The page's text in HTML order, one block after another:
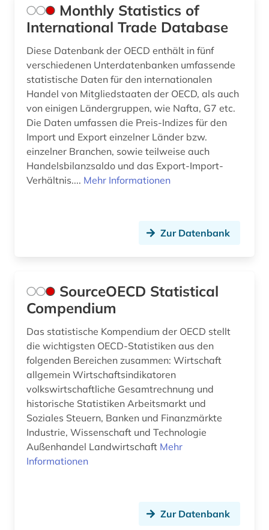
Monthly Statistics of
International Trade Database
Diese Datenbank der OECD enthält in fünf
verschiedenen Unterdatenbanken umfassende
statistische Daten für den internationalen
Handel von Mitgliedstaaten der OECD, als auch
von einigen Ländergruppen, wie Nafta, G7 etc.
Die Daten umfassen die Preis-Indizes für den
Import und Export einzelner Länder bzw.
einzelner Branchen, sowie teilweise auch
Handelsbilanzsaldo und das Export-Import-
Verhältnis.... Mehr Informationen
Zur Datenbank
SourceOECD Statistical
Compendium
Das statistische Kompendium der OECD stellt
die wichtigsten OECD-Statistiken aus den
folgenden Bereichen zusammen: Wirtschaft
allgemein Wirtschaftsindikatoren
volkswirtschaftliche Gesamtrechnung und
historische Statistiken Arbeitsmarkt und
Soziales Steuern, Banken und Finanzmärkte
Industrie, Wissenschaft und Technologie
Außenhandel Landwirtschaft Mehr
Informationen
Zur Datenbank